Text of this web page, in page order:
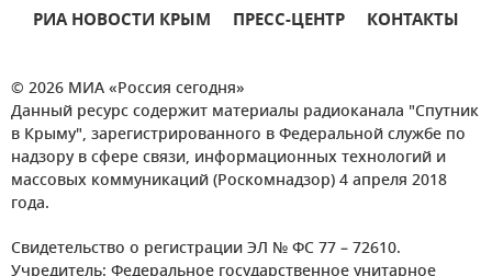
РИА НОВОСТИ КРЫМ ПРЕСС-ЦЕНТР КОНТАКТЫ
© 2026 МИА «Россия сегодня»
Данный ресурс содержит материалы радиоканала "Спутник
в Крыму", зарегистрированного в Федеральной службе по
надзору в сфере связи, информационных технологий и
массовых коммуникаций (Роскомнадзор) 4 апреля 2018
года.
Свидетельство о регистрации ЭЛ № ФС 77 – 72610.